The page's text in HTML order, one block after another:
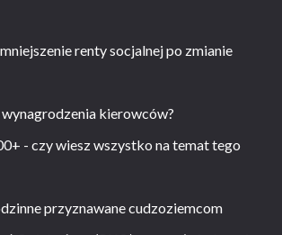
renty socjalnej po zmianie
wynagrodzenia kierowców?
- czy wiesz wszystko na temat tego
przyznawane cudzoziemcom